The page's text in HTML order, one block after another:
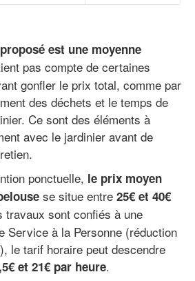
est une moyenne
pas compte de certaines
gonfler le prix total, comme par
des déchets et le temps de
Ce sont des éléments à
avec le jardinier avant de
ponctuelle, le prix moyen
se situe entre 25€ et 40€
travaux sont confiés à une
Service à la Personne (réduction
le tarif horaire peut descendre
et 21€ par heure.